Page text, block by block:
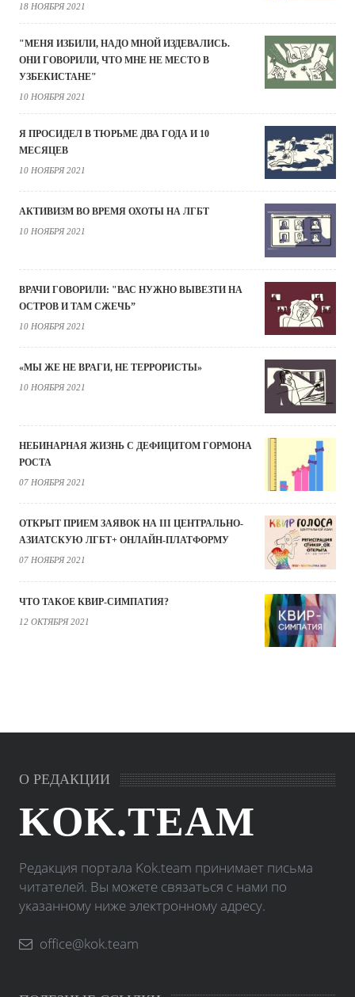
18 НОЯБРЯ 2021
"МЕНЯ ИЗБИЛИ, НАДО МНОЙ ИЗДЕВАЛИСЬ.
ОНИ ГОВОРИЛИ, ЧТО МНЕ НЕ МЕСТО В
УЗБЕКИСТАНЕ"
10 НОЯБРЯ 2021
Я ПРОСИДЕЛ В ТЮРЬМЕ ДВА ГОДА И 10
МЕСЯЦЕВ
10 НОЯБРЯ 2021
АКТИВИЗМ ВО ВРЕМЯ ОХОТЫ НА ЛГБТ
10 НОЯБРЯ 2021
ВРАЧИ ГОВОРИЛИ: "ВАС НУЖНО ВЫВЕЗТИ НА
ОСТРОВ И ТАМ СЖЕЧЬ”
10 НОЯБРЯ 2021
«МЫ ЖЕ НЕ ВРАГИ, НЕ ТЕРРОРИСТЫ»
10 НОЯБРЯ 2021
НЕБИНАРНАЯ ЖИЗНЬ С ДЕФИЦИТОМ ГОРМОНА
РОСТА
07 НОЯБРЯ 2021
ОТКРЫТ ПРИЕМ ЗАЯВОК НА III ЦЕНТРАЛЬНО-
АЗИАТСКУЮ ЛГБТ+ ОНЛАЙН-ПЛАТФОРМУ
07 НОЯБРЯ 2021
ЧТО ТАКОЕ КВИР-СИМПАТИЯ?
12 ОКТЯБРЯ 2021
О РЕДАКЦИИ
KOK.TEAM
Редакция портала Kok.team принимает письма
читателей. Вы можете связаться с нами по
указанному ниже электронному адресу.
office@kok.team